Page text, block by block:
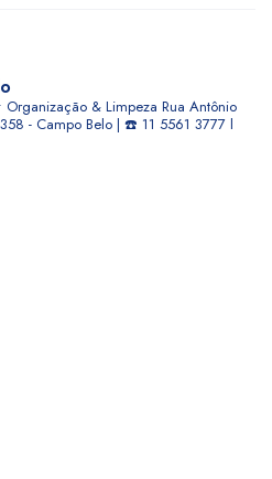
Organização & Limpeza Rua Antônio
- Campo Belo | ☎️ 11 5561 3777 l